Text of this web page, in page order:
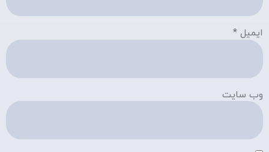
ایمیل *
وب‌ سایت